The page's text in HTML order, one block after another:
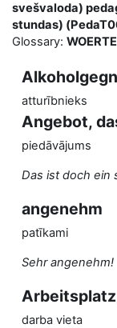
svešvaloda)
stundas)
Glossary:
atturībnieks
Angebot,
piedāvājums
Das ist doch ein
angenehm
patīkami
Sehr angenehm!
darba vieta